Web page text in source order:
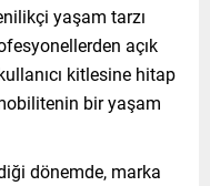
yaşam tarzı
açık
kitlesine hitap
bir yaşam
dönemde, marka